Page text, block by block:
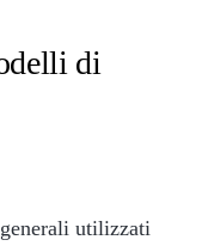
di
utilizzati